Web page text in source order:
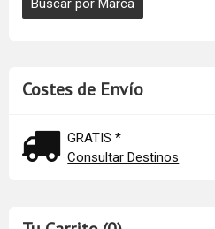
Costes de Envío
GRATIS *
Consultar Destinos